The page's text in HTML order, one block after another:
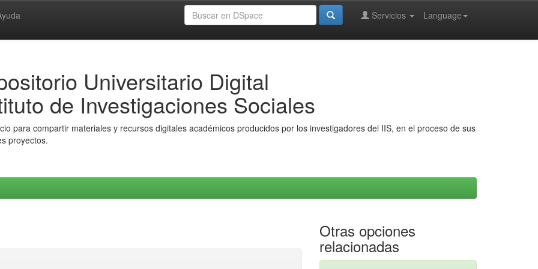
Language
Servicios
Universitario Digital
de Investigaciones Sociales
para compartir materiales y recursos digitales académicos producidos por los investigadores del IIS, en el proceso de sus
proyectos.
Otras opciones
relacionadas